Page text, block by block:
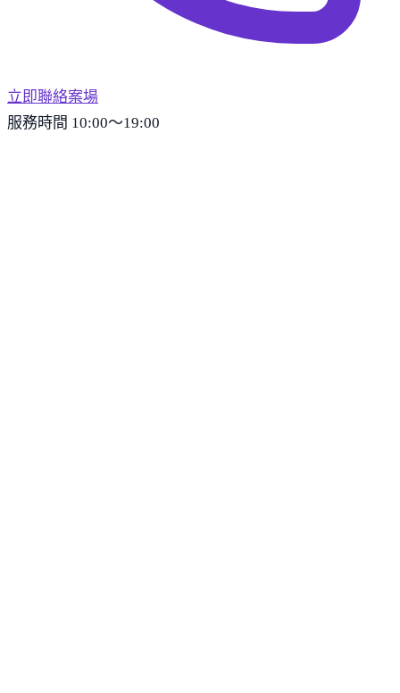
立即聯絡案場
服務時間 10:00～19:00